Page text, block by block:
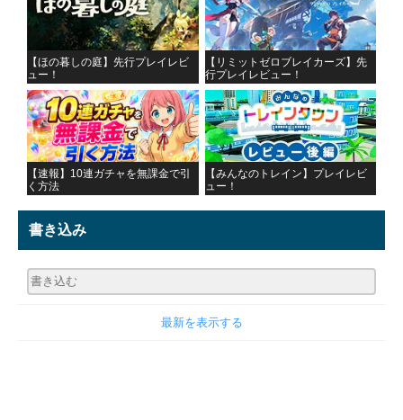
【ほの暮しの庭】先行プレイレビ
ュー！
【リミットゼロブレイカーズ】先
行プレイレビュー！
【速報】10連ガチャを無課金で引
く方法
【みんなのトレイン】プレイレビ
ュー！
書き込み
最新を表示する